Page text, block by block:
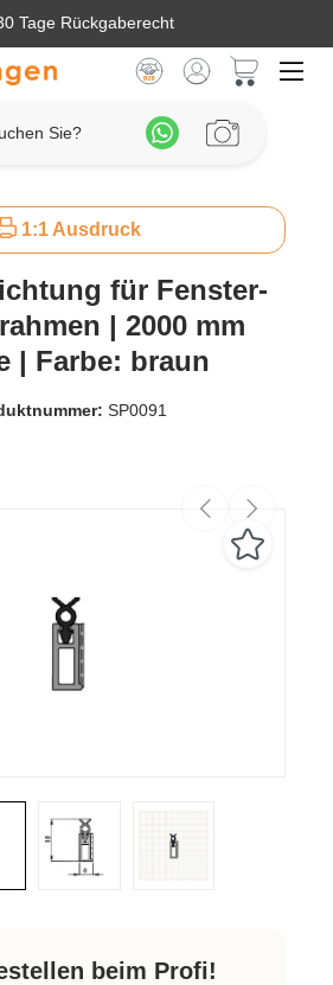
Tage Rückgaberecht
1:1 Ausdruck
für Fenster-
| 2000 mm
| Farbe: braun
SP0091
beim Profi!